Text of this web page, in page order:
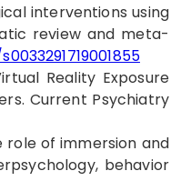
interventions using
review and meta-
Reality Exposure
Current Psychiatry
role of immersion and
behavior